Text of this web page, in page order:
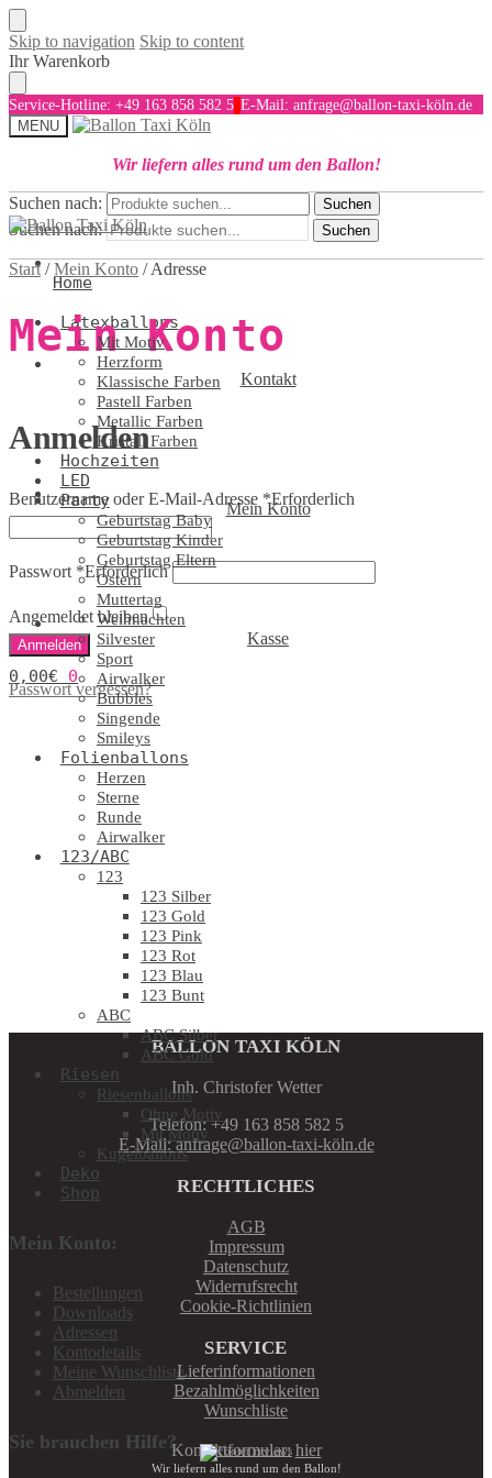
Skip to navigation Skip to content
Ihr Warenkorb
Service-Hotline: +49 163 858 582 5 E-Mail: anfrage@ballon-taxi-köln.de
MENU
Wir liefern alles rund um den Ballon!
Suchen nach: Suchen
Kontakt
Mein Konto
Kasse
0,00€ 0
Suchen nach: Suchen
Home
Latexballons
Mit Motiv
Herzform
Klassische Farben
Pastell Farben
Metallic Farben
Kristall Farben
Hochzeiten
LED
Party
Geburtstag Baby
Geburtstag Kinder
Geburtstag Eltern
Ostern
Muttertag
Weihnachten
Silvester
Sport
Airwalker
Bubbles
Singende
Smileys
Folienballons
Herzen
Sterne
Runde
Airwalker
123/ABC
123
123 Silber
123 Gold
123 Pink
123 Rot
123 Blau
123 Bunt
ABC
ABC Silber
ABC Gold
Riesen
Riesenballons
Ohne Motiv
Mit Motiv
Kugelballons
Deko
Shop
Mein Konto:
Bestellungen
Downloads
Adressen
Kontodetails
Meine Wunschliste
Abmelden
Sie brauchen Hilfe?
Start /Mein Konto /Adresse
Mein Konto
Anmelden
Benutzername oder E-Mail-Adresse *Erforderlich
Passwort *Erforderlich
Angemeldet bleiben
Anmelden
Passwort vergessen?
BALLON TAXI KÖLN
Inh. Christofer Wetter
Telefon: +49 163 858 582 5
E-Mail: anfrage@ballon-taxi-köln.de
RECHTLICHES
AGB
Impressum
Datenschutz
Widerrufsrecht
Cookie-Richtlinien
SERVICE
Lieferinformationen
Bezahlmöglichkeiten
Wunschliste
Kontaktformular:hier
Wir liefern alles rund um den Ballon!